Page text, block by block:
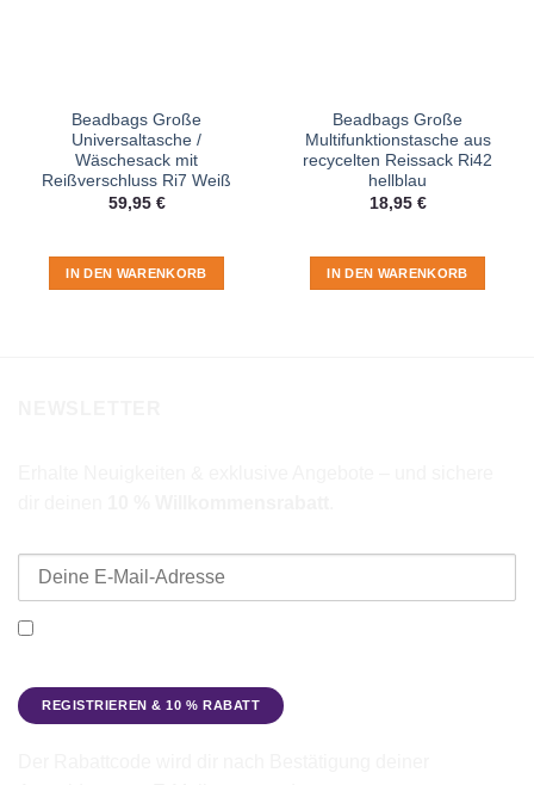
Beadbags Große
Universaltasche /
Wäschesack mit
Reißverschluss Ri7 Weiß
59,95 €
IN DEN WARENKORB
Beadbags Große
Multifunktionstasche aus
recycelten Reissack Ri42
hellblau
18,95 €
IN DEN WARENKORB